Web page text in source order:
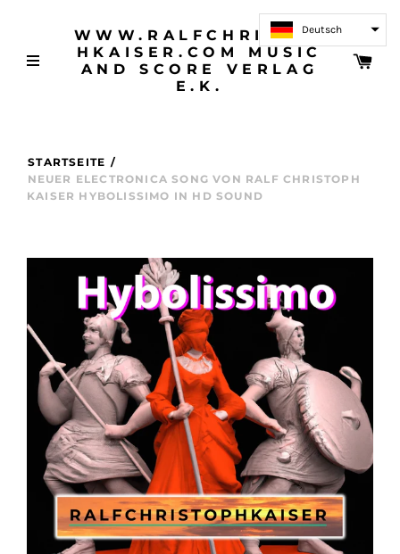
WWW.RALFCHRISTOP
HKAISER.COM MUSIC
AND SCORE VERLAG
E.K.
STARTSEITE /
NEUER ELECTRONICA SONG VON RALF CHRISTOPH
KAISER HYBOLISSIMO IN HD SOUND
Deutsch